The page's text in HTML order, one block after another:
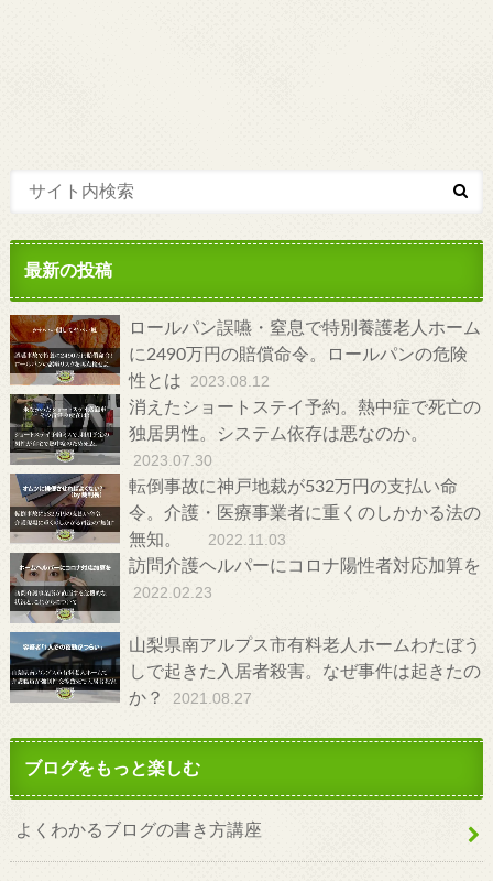
最新の投稿
ロールパン誤嚥・窒息で特別養護老人ホーム
に2490万円の賠償命令。ロールパンの危険
性とは
2023.08.12
消えたショートステイ予約。熱中症で死亡の
独居男性。システム依存は悪なのか。
2023.07.30
転倒事故に神戸地裁が532万円の支払い命
令。介護・医療事業者に重くのしかかる法の
無知。
2022.11.03
訪問介護ヘルパーにコロナ陽性者対応加算を
2022.02.23
山梨県南アルプス市有料老人ホームわたぼう
しで起きた入居者殺害。なぜ事件は起きたの
か？
2021.08.27
ブログをもっと楽しむ
よくわかるブログの書き方講座